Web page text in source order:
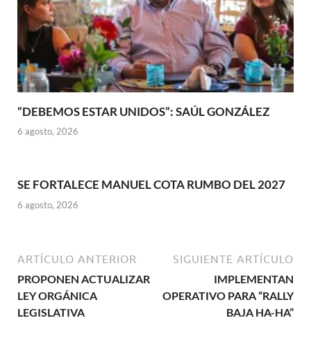
“DEBEMOS ESTAR UNIDOS”: SAÚL GONZÁLEZ
6 agosto, 2026
SE FORTALECE MANUEL COTA RUMBO DEL 2027
6 agosto, 2026
ARTÍCULO ANTERIOR
PROPONEN ACTUALIZAR
LEY ORGÁNICA
LEGISLATIVA
SIGUIENTE ARTÍCULO
IMPLEMENTAN
OPERATIVO PARA “RALLY
BAJA HA-HA”